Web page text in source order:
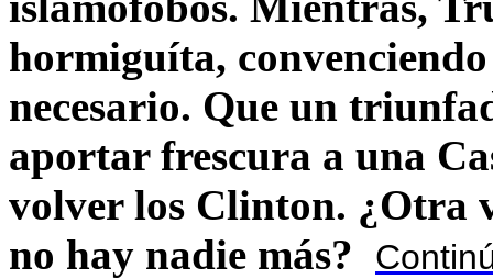
hormiguíta,
necesario. Que un
aportar frescura a una
volver los Clinton. ¿Otra
no hay nadie más?